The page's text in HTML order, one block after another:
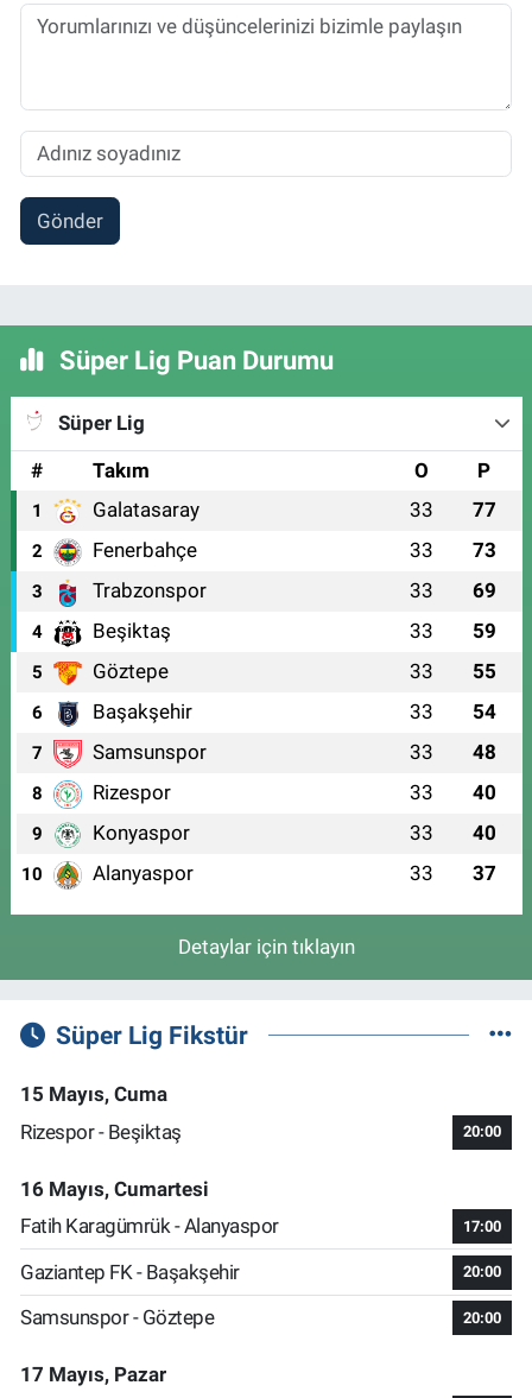
Gönder
Süper Lig Puan Durumu
Süper Lig
#
Takım O P
1 Galatasaray 33 77
2 Fenerbahçe 33 73
3 Trabzonspor 33 69
4 Beşiktaş 33 59
5 Göztepe 33 55
6 Başakşehir 33 54
7 Samsunspor 33 48
8 Rizespor 33 40
9 Konyaspor 33 40
10 Alanyaspor 33 37
Detaylar için tıklayın
Süper Lig Fikstür
15 Mayıs, Cuma
Rizespor - Beşiktaş
20:00
16 Mayıs, Cumartesi
Fatih Karagümrük - Alanyaspor
17:00
Gaziantep FK - Başakşehir 20:00
Samsunspor - Göztepe 20:00
17 Mayıs, Pazar